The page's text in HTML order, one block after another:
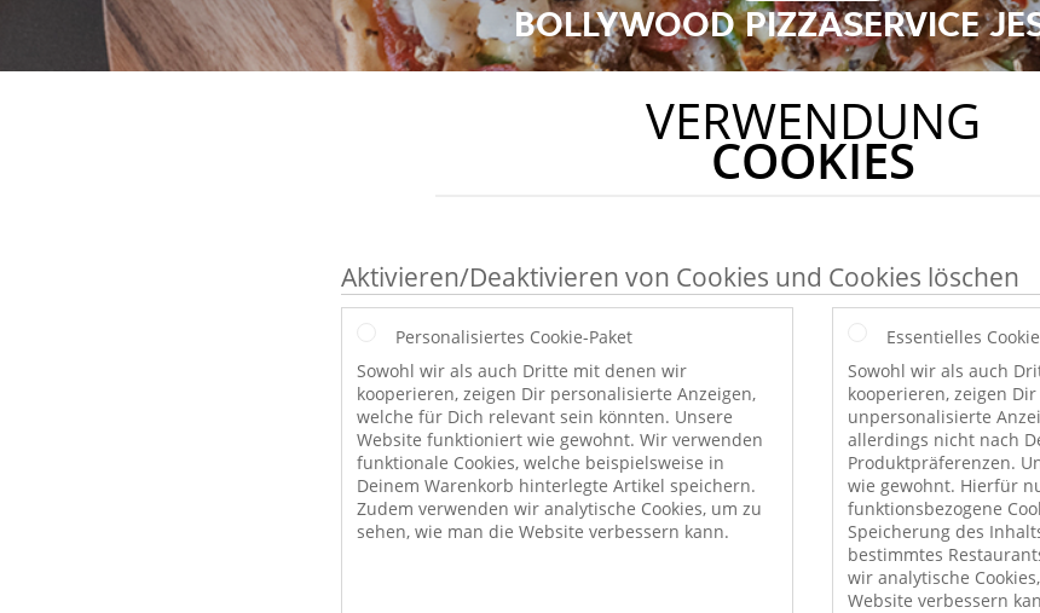
BOLLYWOOD PIZZASERVICE
VERWENDUNG
COOKIES
Aktivieren/Deaktivieren von Cookies und Cookies löschen
Personalisiertes Cookie-Paket
Sowohl wir als auch Dritte mit denen wir
kooperieren, zeigen Dir personalisierte Anzeigen,
welche für Dich relevant sein könnten. Unsere
Website funktioniert wie gewohnt. Wir verwenden
funktionale Cookies, welche beispielsweise in
Deinem Warenkorb hinterlegte Artikel speichern.
Zudem verwenden wir analytische Cookies, um zu
sehen, wie man die Website verbessern kann.
Essentielles
Sowohl wir als auch
kooperieren, zeigen
unpersonalisierte
allerdings nicht nach
Produktpräferenzen.
wie gewohnt. Hierfür
funktionsbezogene
Speicherung des
bestimmtes
wir analytische
Website verbessern